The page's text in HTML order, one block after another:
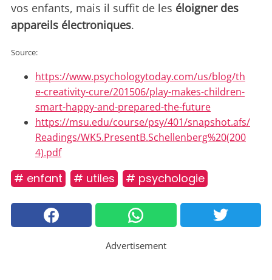
vos enfants, mais il suffit de les éloigner des
appareils électroniques.
Source:
https://www.psychologytoday.com/us/blog/th
e-creativity-cure/201506/play-makes-children-
smart-happy-and-prepared-the-future
https://msu.edu/course/psy/401/snapshot.afs/
Readings/WK5.PresentB.Schellenberg%20(200
4).pdf
# enfant # utiles # psychologie
Advertisement